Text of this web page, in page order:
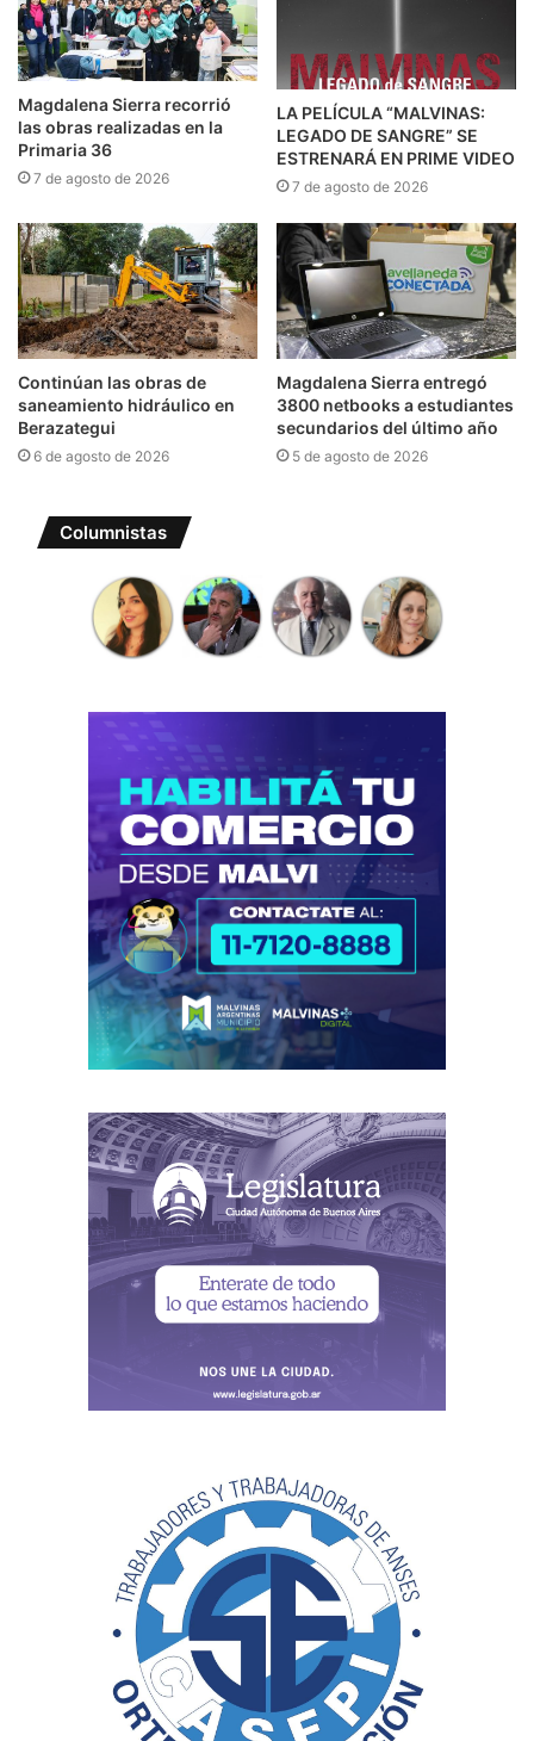
Magdalena Sierra recorrió
las obras realizadas en la
Primaria 36
7 de agosto de 2026
LA PELÍCULA “MALVINAS:
LEGADO DE SANGRE” SE
ESTRENARÁ EN PRIME VIDEO
7 de agosto de 2026
Continúan las obras de
saneamiento hidráulico en
Berazategui
6 de agosto de 2026
Magdalena Sierra entregó
3800 netbooks a estudiantes
secundarios del último año
5 de agosto de 2026
Columnistas